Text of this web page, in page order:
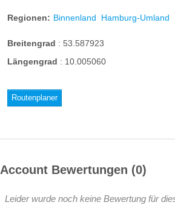
Regionen: Binnenland Hamburg-Umland
Breitengrad : 53.587923
Längengrad : 10.005060
Routenplaner
Account Bewertungen 0
Leider wurde noch keine Bewertung für